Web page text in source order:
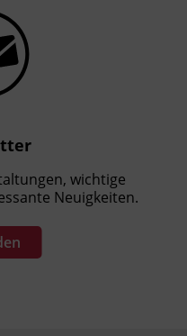
wichtige
Neuigkeiten.